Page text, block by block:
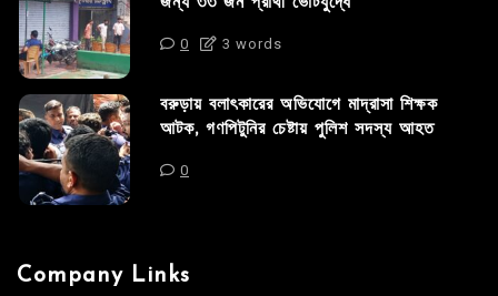
0 3 words
বরুড়ায় বলাৎকারের অভিযোগে মাদ্রাসা শিক্ষক
আটক, গণপিটুনির চেষ্টায় পুলিশ সদস্য আহত
0
Company Links